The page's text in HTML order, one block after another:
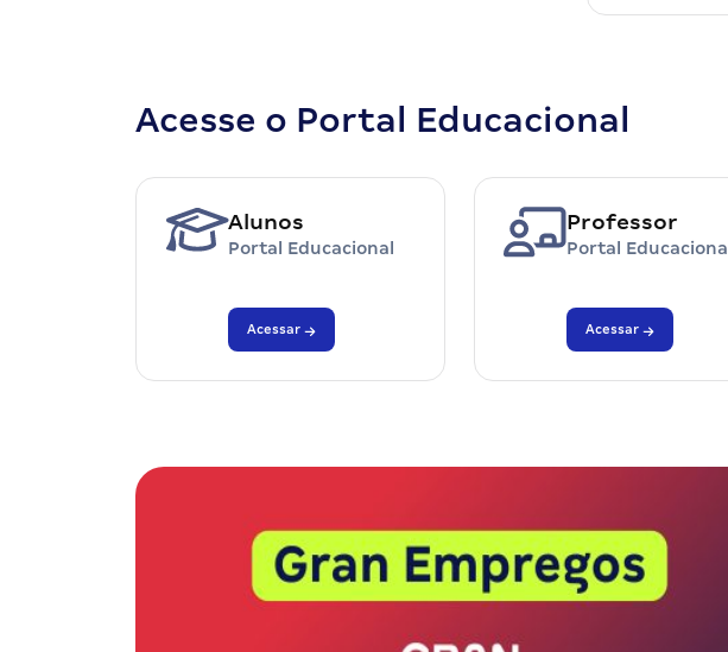
Acesse o Portal Educacional
Alunos
Portal Educacional
Acessar
Professor
Portal Educacional
Acessar